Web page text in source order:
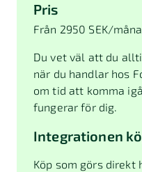
Pris
Från 2950 SEK/
Du vet väl att du
när du handlar hos
om tid att komma
fungerar för dig.
Integrationen
Köp som görs direkt